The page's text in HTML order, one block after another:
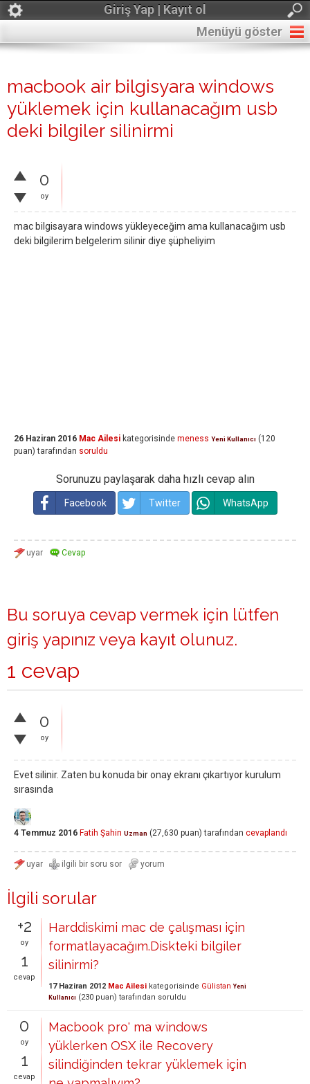
Giriş Yap | Kayıt ol
Menüyü göster
macbook air bilgisyara windows
yüklemek için kullanacağım usb
deki bilgiler silinirmi
0
oy
mac bilgisayara windows yükleyeceğim ama kullanacağım usb
deki bilgilerim belgelerim silinir diye şüpheliyim
26 Haziran 2016 Mac Ailesi kategorisinde meness Yeni Kullanıcı (120
puan) tarafından soruldu
Sorunuzu paylaşarak daha hızlı cevap alın
Facebook Twitter WhatsApp
Bu soruya cevap vermek için lütfen
giriş yapınız veya kayıt olunuz.
1 cevap
0
oy
Evet silinir. Zaten bu konuda bir onay ekranı çıkartıyor kurulum
sırasında
4 Temmuz 2016 Fatih Şahin Uzman (27,630 puan) tarafından cevaplandı
İlgili sorular
+2
oy
1
cevap
Harddiskimi mac de çalışması için
formatlayacağım.Diskteki bilgiler
silinirmi?
17 Haziran 2012 Mac Ailesi kategorisinde Gülistan Yeni
Kullanıcı (230 puan) tarafından soruldu
0
oy
1
cevap
Macbook pro' ma windows
yüklerken OSX ile Recovery
silindiğinden tekrar yüklemek için